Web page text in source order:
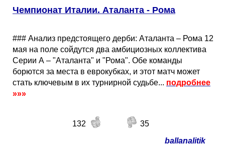
Чемпионат Италии. Аталанта - Рома
### Анализ предстоящего дерби: Аталанта – Рома 12
мая на поле сойдутся два амбициозных коллектива
Серии А – "Аталанта" и "Рома". Обе команды
борются за места в еврокубках, и этот матч может
стать ключевым в их турнирной судьбе... подробнее
»»»
132
35
ballanalitik